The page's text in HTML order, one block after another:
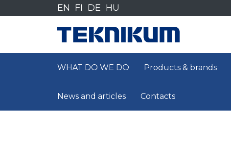
sisältöön
EN FI DE HU
WHAT DO WE DO Products & brands
News and articles Contacts